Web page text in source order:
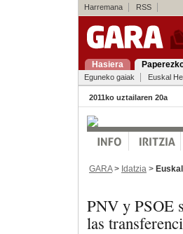
Harremana RSS
Hasiera
Eguneko gaiak Euskal
2011ko uztailaren 20a
GARA> Idatzia >
PNV y PSOE
las